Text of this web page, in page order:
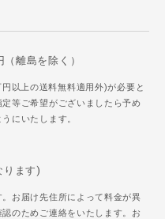
離島を除く）
以上の送料無料適用外)が必要と
等ご希望がございましたら予め
にいたします。
ります)
お届け先住所によって料金が異
のためご連絡をいたします。お